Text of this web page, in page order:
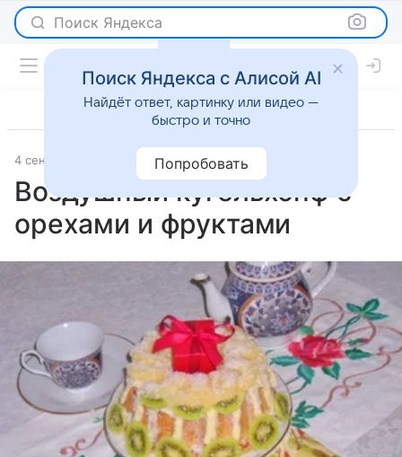
Поиск Яндекса
4 сентября 2025 Рецепты
Воздушный кугельхопф с
орехами и фруктами
Поиск Яндекса с Алисой AI
Найдёт ответ, картинку или видео —
быстро и точно
Попробовать